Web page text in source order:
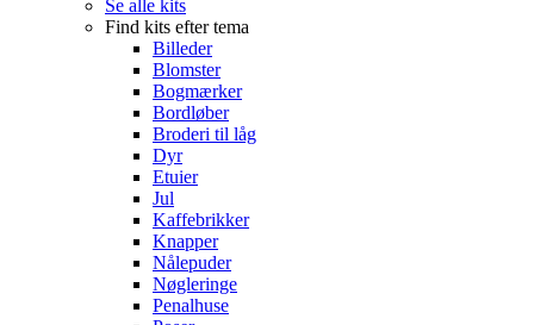
Se alle kits
Find kits efter tema
Billeder
Blomster
Bogmærker
Bordløber
Broderi til låg
Dyr
Etuier
Jul
Kaffebrikker
Knapper
Nålepuder
Nøgleringe
Penalhuse